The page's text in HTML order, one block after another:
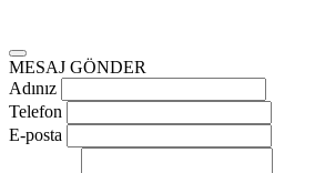
MESAJ GÖNDER
Adınız
Telefon
E-posta